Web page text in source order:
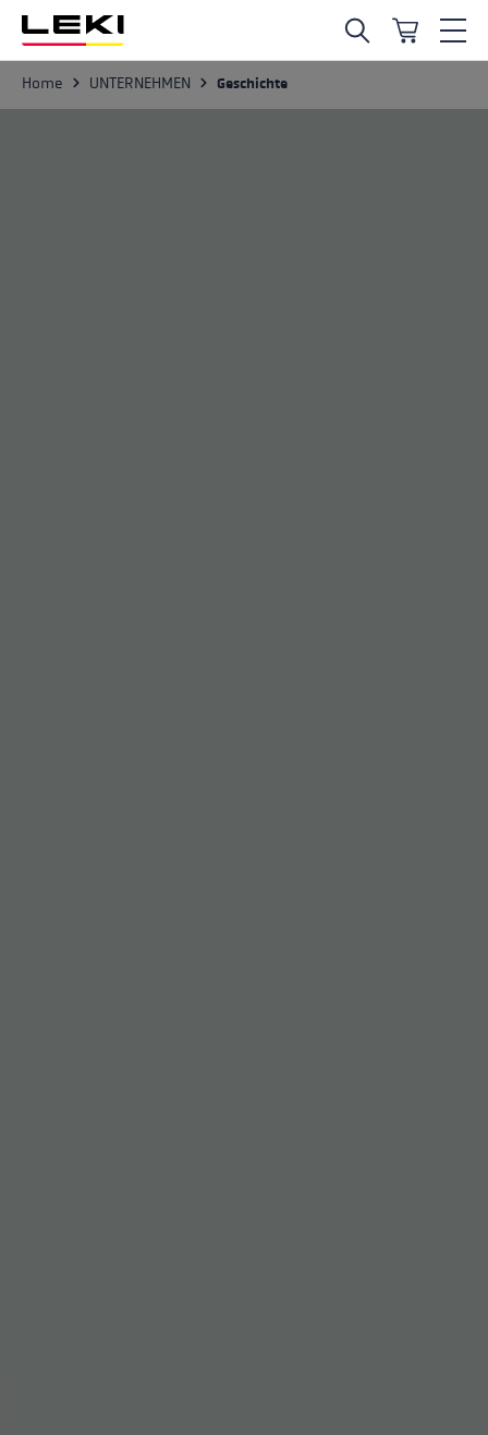
Zum Hauptinhalt springen
Home UNTERNEHMEN Geschichte